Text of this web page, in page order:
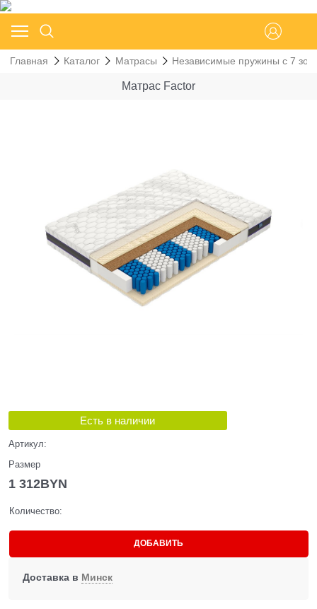
Главная Каталог Матрасы Независимые пружины с 7
Матрас Factor
Есть в наличии
Артикул:
Размер
1 312BYN
Количество:
ДОБАВИТЬ
Доставка в Минск